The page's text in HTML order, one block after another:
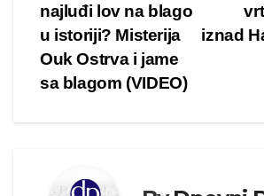
članka
iznad
najluđi lov na blago
u istoriji? Misterija
Ouk Ostrva i jame
sa blagom (VIDEO)